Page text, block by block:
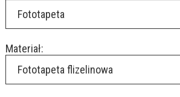
Fototapeta
Materiał:
Fototapeta flizelinowa